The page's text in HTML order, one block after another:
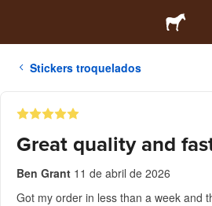
Stickers troquelados
Great quality and
Ben Grant 11 de abril de 2026
Got my order in less than a week and